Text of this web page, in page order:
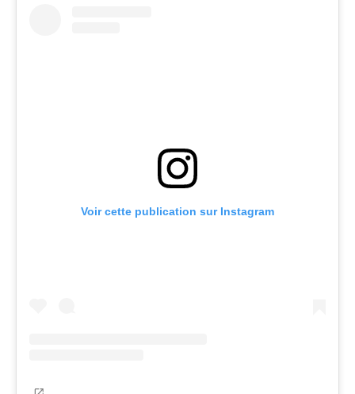
Voir cette publication sur Instagram